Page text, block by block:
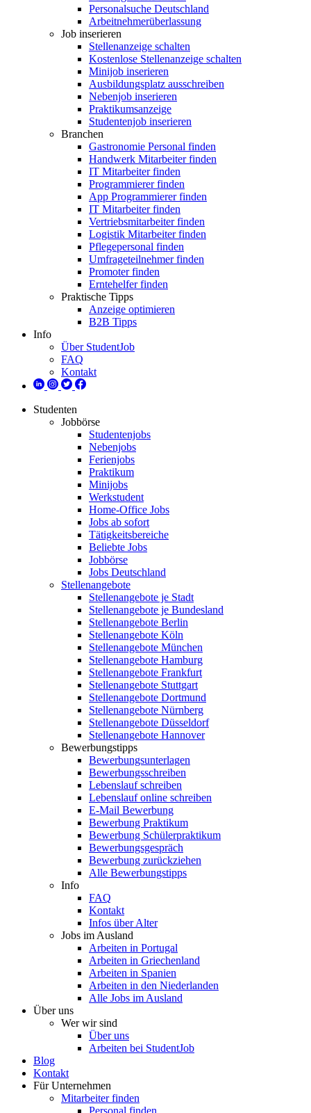
Personalsuche Deutschland
Arbeitnehmerüberlassung
Job inserieren
Stellenanzeige schalten
Kostenlose Stellenanzeige schalten
Minijob inserieren
Ausbildungsplatz ausschreiben
Nebenjob inserieren
Praktikumsanzeige
Studentenjob inserieren
Branchen
Gastronomie Personal finden
Handwerk Mitarbeiter finden
IT Mitarbeiter finden
Programmierer finden
App Programmierer finden
IT Mitarbeiter finden
Vertriebsmitarbeiter finden
Logistik Mitarbeiter finden
Pflegepersonal finden
Umfrageteilnehmer finden
Promoter finden
Erntehelfer finden
Praktische Tipps
Anzeige optimieren
B2B Tipps
Info
Über StudentJob
FAQ
Kontakt
Studenten
Jobbörse
Studentenjobs
Nebenjobs
Ferienjobs
Praktikum
Minijobs
Werkstudent
Home-Office Jobs
Jobs ab sofort
Tätigkeitsbereiche
Beliebte Jobs
Jobbörse
Jobs Deutschland
Stellenangebote
Stellenangebote je Stadt
Stellenangebote je Bundesland
Stellenangebote Berlin
Stellenangebote Köln
Stellenangebote München
Stellenangebote Hamburg
Stellenangebote Frankfurt
Stellenangebote Stuttgart
Stellenangebote Dortmund
Stellenangebote Nürnberg
Stellenangebote Düsseldorf
Stellenangebote Hannover
Bewerbungstipps
Bewerbungsunterlagen
Bewerbungsschreiben
Lebenslauf schreiben
Lebenslauf online schreiben
E-Mail Bewerbung
Bewerbung Praktikum
Bewerbung Schülerpraktikum
Bewerbungsgespräch
Bewerbung zurückziehen
Alle Bewerbungstipps
Info
FAQ
Kontakt
Infos über Alter
Jobs im Ausland
Arbeiten in Portugal
Arbeiten in Griechenland
Arbeiten in Spanien
Arbeiten in den Niederlanden
Alle Jobs im Ausland
Über uns
Wer wir sind
Über uns
Arbeiten bei StudentJob
Blog
Kontakt
Für Unternehmen
Mitarbeiter finden
Personal finden